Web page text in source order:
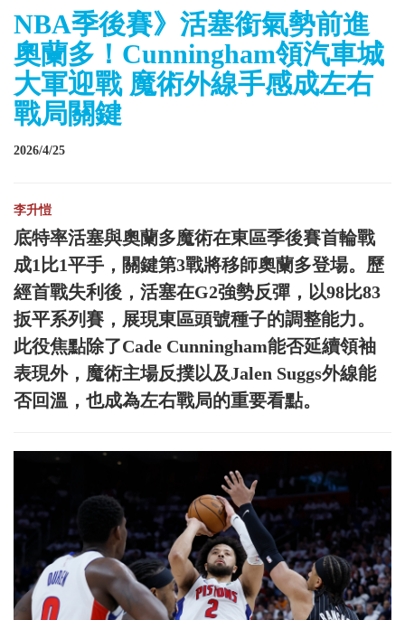
NBA季後賽》活塞銜氣勢前進
奧蘭多！Cunningham領汽車城
大軍迎戰 魔術外線手感成左右
戰局關鍵
2026/4/25
李升愷
底特率活塞與奧蘭多魔術在東區季後賽首輪戰
成1比1平手，關鍵第3戰將移師奧蘭多登場。歷
經首戰失利後，活塞在G2強勢反彈，以98比83
扳平系列賽，展現東區頭號種子的調整能力。
此役焦點除了Cade Cunningham能否延續領袖
表現外，魔術主場反撲以及Jalen Suggs外線能
否回溫，也成為左右戰局的重要看點。